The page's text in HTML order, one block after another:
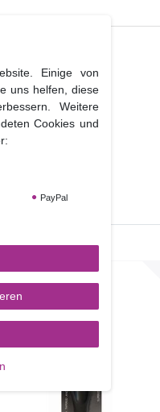
Einige von
uns helfen, diese
Weitere
Cookies und
PayPal